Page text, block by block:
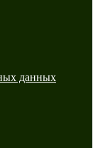
данных